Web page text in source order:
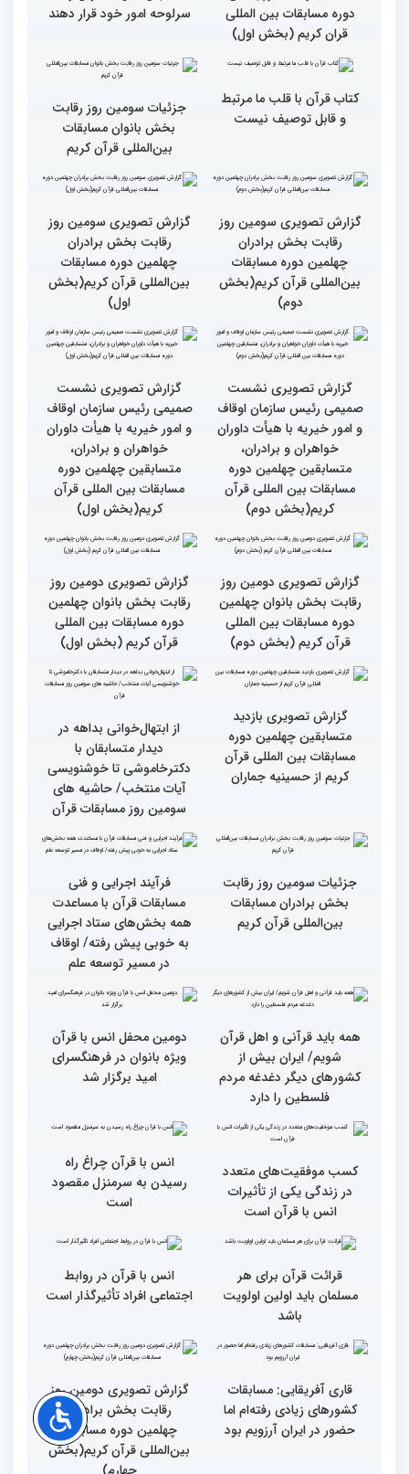
گزارش تصویری حضور
پررنگ کودکان و نوجوانان در
چهلمین دوره مسابقات بین
اول)
گزارش تصویری حضور
دوره مسابقات بین المللی
قران کریم (بخش دوم)
گزارش تصویری حضور
اصحاب رسانه درچهلمین
دوره مسابقات بین المللی
قران کریم (بخش اول)
قاری نیجریایی: نوجوانان
جهان عمل به قرآن را
سرلوحه امور خود قرار دهند
کتاب قرآن با قلب ما مرتبط
و قابل توصیف نیست
جزئیات سومین روز رقابت
بخش بانوان مسابقات
بین‌المللی قرآن کریم
گزارش تصویری سومین روز
رقابت بخش برادران
چهلمین دوره مسابقات
بین‌المللی قرآن کریم(بخش
دوم)
گزارش تصویری سومین روز
رقابت بخش برادران
چهلمین دوره مسابقات
بین‌المللی قرآن کریم(بخش
اول)
گزارش تصویری نشست
صمیمی رئیس سازمان اوقاف
و امور خیریه با هیأت داوران
خواهران و برادران،
متسابقین چهلمین دوره
مسابقات بین المللی قرآن
کریم(بخش دوم)
گزارش تصویری نشست
صمیمی رئیس سازمان اوقاف
و امور خیریه با هیأت داوران
خواهران و برادران،
متسابقین چهلمین دوره
مسابقات بین المللی قرآن
گزارش تصویری دومین روز
دوره مسابقات بین المللی
قرآن کریم (بخش دوم)
گزارش تصویری دومین روز
رقابت بخش بانوان چهلمین
دوره مسابقات بین المللی
قرآن کریم (بخش اول)
گزارش تصویری بازدید
از ابتهال‌خوانی بداهه در
دیدار متسابقان با
دکترخاموشی تا خوشنویسی
آیات منتخب/ حاشیه های
سومین روز مسابقات قرآن
جزئیات سومین روز رقابت
بخش برادران مسابقات
بین‌المللی قرآن کریم
فرآیند اجرایی و فنی
همه بخش‌های ستاد اجرایی
در مسیر توسعه علم
همه باید قرآنی و اهل قرآن
کشورهای دیگر دغدغه مردم
فلسطین را دارد
دومین محفل انس با قرآن
امید برگزار شد
در زندگی یکی از تأثیرات
انس با قرآن است
انس با قرآن چراغ راه
رسیدن به سرمنزل مقصود
است